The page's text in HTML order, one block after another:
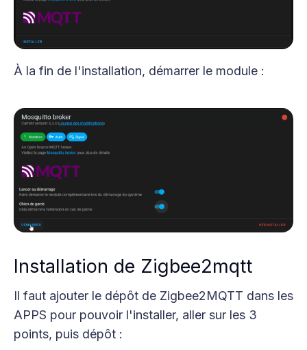
À la fin de l'installation, démarrer le module :
Installation de Zigbee2mqtt
Il faut ajouter le dépôt de Zigbee2MQTT dans les
APPS pour pouvoir l'installer, aller sur les 3
points, puis dépôt :